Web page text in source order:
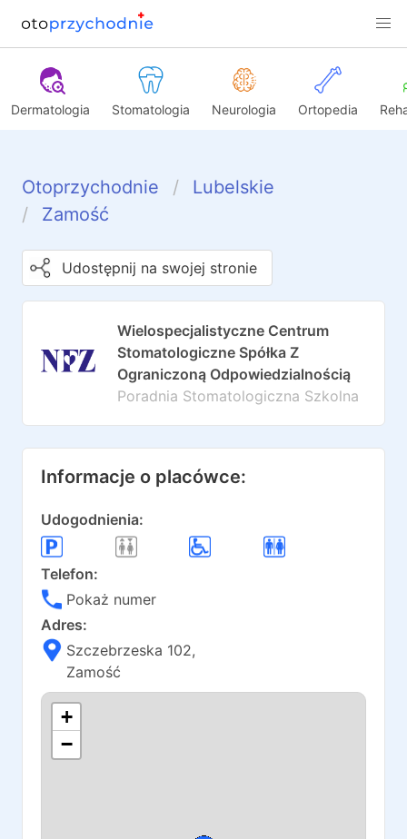
Dermatologia Stomatologia Neurologia Ortopedia
Otoprzychodnie
Lubelskie
Zamość
Udostępnij na swojej stronie
Wielospecjalistyczne Centrum
Stomatologiczne Spółka Z
Ograniczoną Odpowiedzialnością
Poradnia Stomatologiczna Szkolna
Informacje o placówce:
Udogodnienia:
Telefon:
Pokaż numer
Adres:
Szczebrzeska 102,
Zamość
+
−